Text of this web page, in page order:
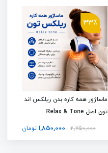
ماساژور همه کاره بدن ریلکس اند
تون اصل Relax & Tone
2,750,000
33٪
1,850,000 تومان